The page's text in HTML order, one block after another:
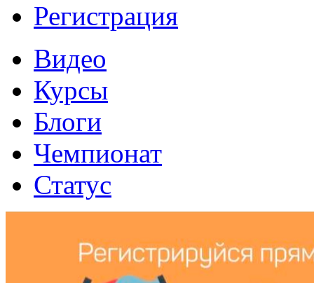
Регистрация
Видео
Курсы
Блоги
Чемпионат
Статус